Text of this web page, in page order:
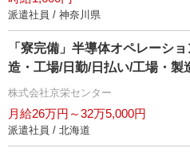
派遣社員 / 神奈川県
「寮完備」半導体オペレーシ
造・工場/日勤/日払い/工場・製
株式会社京栄センター
月給26万円～32万5,000円
派遣社員 / 北海道